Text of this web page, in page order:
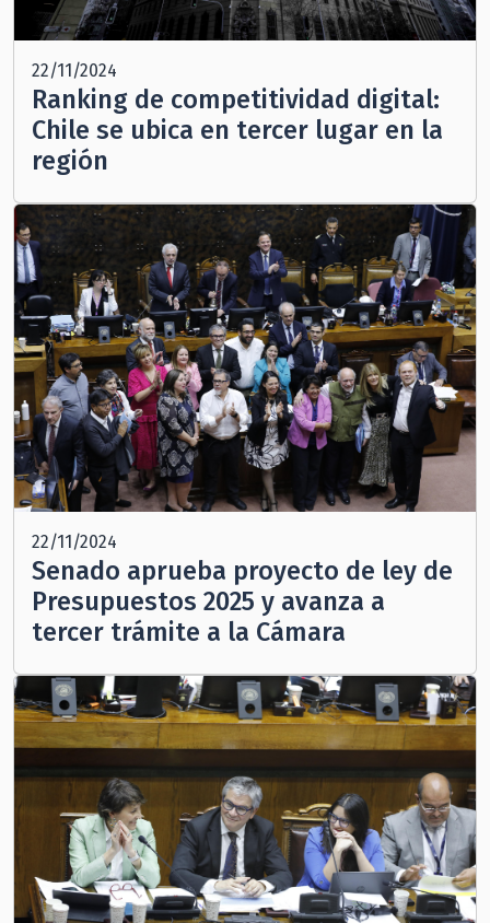
22/11/2024
Ranking de competitividad digital:
Chile se ubica en tercer lugar en la
región
22/11/2024
Senado aprueba proyecto de ley de
Presupuestos 2025 y avanza a
tercer trámite a la Cámara